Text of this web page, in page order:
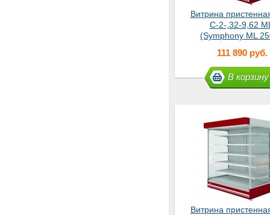
Витрина
С-2-,32-9,62
(Symphony ML
111 890 руб.
В корзину
Витрина